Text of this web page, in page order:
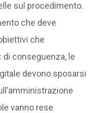
sul procedimento.
che deve
che
di conseguenza, le
devono sposarsi
vanno rese